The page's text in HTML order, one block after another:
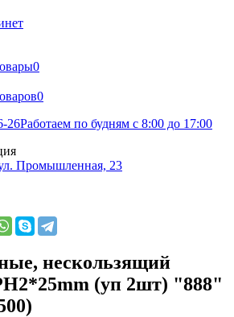
0
0
26Работаем по будням с 8:00 до 17:00
Промышленная, 23
нескользящий
(уп 2шт) "888"